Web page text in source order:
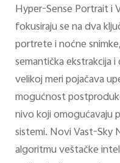
Hyper-Sense Portrait i
fokusiraju se na dva
portrete i noćne
semantička ekstrakcija
velikoj meri pojačava
mogućnost
nivo koji omogućavaju
sistemi. Novi Vast-Sky
algoritmu veštačke